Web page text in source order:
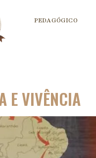
PEDAGÓGICO
E VIVÊNCIA